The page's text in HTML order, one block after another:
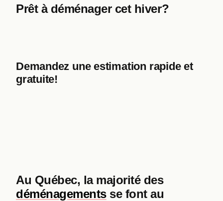
Prêt à déménager cet hiver?
Demandez une estimation rapide et
gratuite!
Au Québec, la majorité des
déménagementsse font au